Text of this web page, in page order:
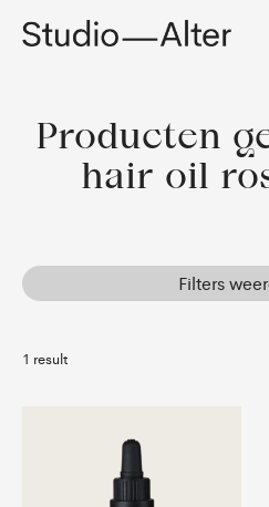
Producten
hair oil
Filters
1 result